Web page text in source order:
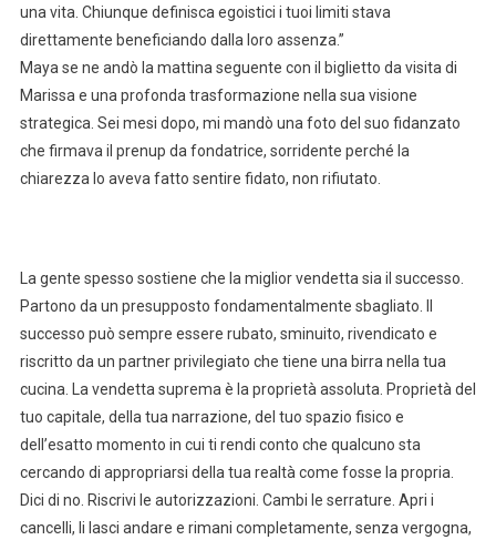
una vita. Chiunque definisca egoistici i tuoi limiti stava
direttamente beneficiando dalla loro assenza.”
Maya se ne andò la mattina seguente con il biglietto da visita di
Marissa e una profonda trasformazione nella sua visione
strategica. Sei mesi dopo, mi mandò una foto del suo fidanzato
che firmava il prenup da fondatrice, sorridente perché la
chiarezza lo aveva fatto sentire fidato, non rifiutato.
La gente spesso sostiene che la miglior vendetta sia il successo.
Partono da un presupposto fondamentalmente sbagliato. Il
successo può sempre essere rubato, sminuito, rivendicato e
riscritto da un partner privilegiato che tiene una birra nella tua
cucina. La vendetta suprema è la proprietà assoluta. Proprietà del
tuo capitale, della tua narrazione, del tuo spazio fisico e
dell’esatto momento in cui ti rendi conto che qualcuno sta
cercando di appropriarsi della tua realtà come fosse la propria.
Dici di no. Riscrivi le autorizzazioni. Cambi le serrature. Apri i
cancelli, li lasci andare e rimani completamente, senza vergogna,